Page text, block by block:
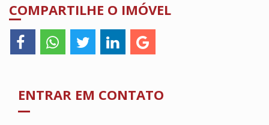
COMPARTILHE O IMÓVEL
ENTRAR EM CONTATO